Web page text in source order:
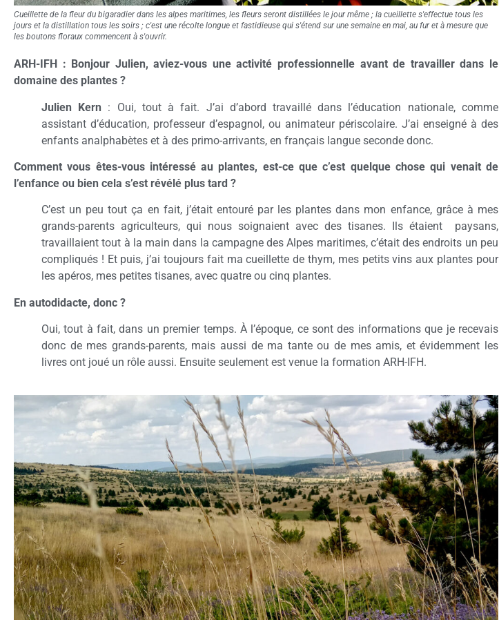
Cueillette de la fleur du bigaradier dans les alpes maritimes, les fleurs seront distillées le jour même ; la cueillette s'effectue tous les
jours et la distillation tous les soirs ; c'est une récolte longue et fastidieuse qui s'étend sur une semaine en mai, au fur et à mesure que
les boutons floraux commencent à s'ouvrir.
ARH-IFH : Bonjour Julien, aviez-vous une activité professionnelle avant de travailler dans le
domaine des plantes ?
Julien Kern : Oui, tout à fait. J’ai d’abord travaillé dans l’éducation nationale, comme
assistant d’éducation, professeur d’espagnol, ou animateur périscolaire. J’ai enseigné à des
enfants analphabètes et à des primo-arrivants, en français langue seconde donc.
Comment vous êtes-vous intéressé au plantes, est-ce que c’est quelque chose qui venait de
l’enfance ou bien cela s’est révélé plus tard ?
C’est un peu tout ça en fait, j’était entouré par les plantes dans mon enfance, grâce à mes
grands-parents agriculteurs, qui nous soignaient avec des tisanes. Ils étaient
paysans,
travaillaient tout à la main dans la campagne des Alpes maritimes, c’était des endroits un peu
compliqués ! Et puis, j’ai toujours fait ma cueillette de thym, mes petits vins aux plantes pour
les apéros, mes petites tisanes, avec quatre ou cinq plantes.
En autodidacte, donc ?
Oui, tout à fait, dans un premier temps. À l’époque, ce sont des informations que je recevais
donc de mes grands-parents, mais aussi de ma tante ou de mes amis, et évidemment les
livres ont joué un rôle aussi. Ensuite seulement est venue la formation ARH-IFH.